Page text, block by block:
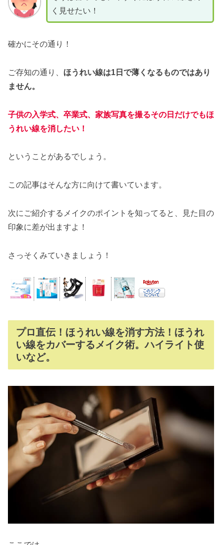
く見せたい！
確かにその通り！
ご存知の通り、 ほうれい線は1日で薄くなるものではあり
ません。
子供の入学式、卒業式、家族写真を撮るその日だけでもほ
うれい線を消したい！
ということがあるでしょう。
この記事はそんな方に向けて書いています。
次にご紹介するメイクのポイントを知ってると、見た目の
印象に差が出ますよ！
さっそくみていきましょう！
プロ直伝！ほうれい線を消す方法！ほうれ
い線をカバーするメイク術。ハイライト使
いなど。